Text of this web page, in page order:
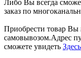
Либо Вы всегда
заказ по
Приобрести товар Вы
самовывозом.Адрес
сможете увидеть Здесь